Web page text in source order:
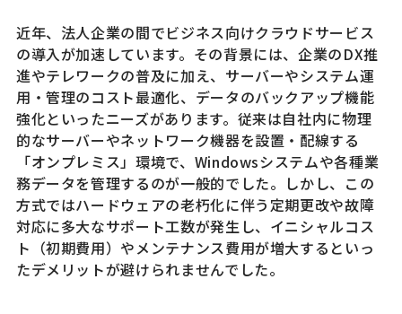
近年、法人企業の間でビジネス向けクラウドサービス
の導入が加速しています。その背景には、企業のDX推
進やテレワークの普及に加え、サーバーやシステム運
用・管理のコスト最適化、データのバックアップ機能
強化といったニーズがあります。従来は自社内に物理
的なサーバーやネットワーク機器を設置・配線する
「オンプレミス」環境で、Windowsシステムや各種業
務データを管理するのが一般的でした。しかし、この
方式ではハードウェアの老朽化に伴う定期更改や故障
対応に多大なサポート工数が発生し、イニシャルコス
ト（初期費用）やメンテナンス費用が増大するといっ
たデメリットが避けられませんでした。